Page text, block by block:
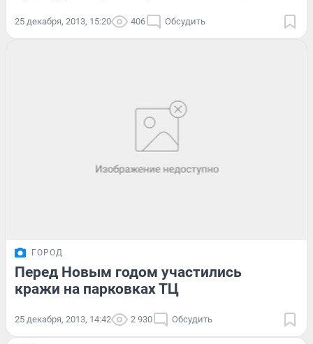
25 декабря, 2013, 15:20 406 Обсудить
ГОРОД
Перед Новым годом участились
кражи на парковках ТЦ
25 декабря, 2013, 14:42 2 930 Обсудить